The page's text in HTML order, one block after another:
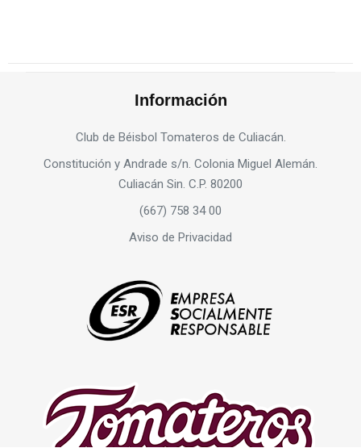
Información
Club de Béisbol Tomateros de Culiacán.
Constitución y Andrade s/n. Colonia Miguel Alemán.
Culiacán Sin. C.P. 80200
(667) 758 34 00
Aviso de Privacidad